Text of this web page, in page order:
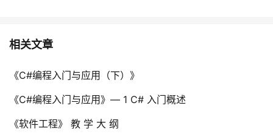
相关文章
《C#编程入门与应用（下）》
《C#编程入门与应用》— 1 C# 入门概述
《软件工程》 教 学 大 纲